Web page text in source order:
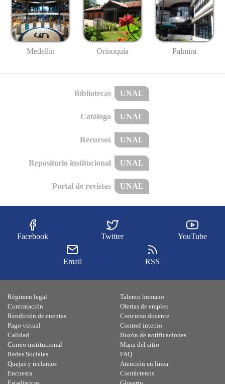
Medellín Orinoquía Palmira
Bibliotecas UNAL
Catálogo UNAL
Recursos UNAL
Repositorio institucional UNAL
Portal de revistas UNAL
Facebook Twitter YouTube
Email RSS
Régimen legal
Contratación
Rendición de cuentas
Pago virtual
Calidad
Talento humano
Ofertas de empleo
Concurso docente
Control interno
Buzón de notificaciones
Correo institucional
Redes Sociales
Quejas y reclamos
Encuesta
Mapa del sitio
FAQ
Atención en línea
Contáctenos